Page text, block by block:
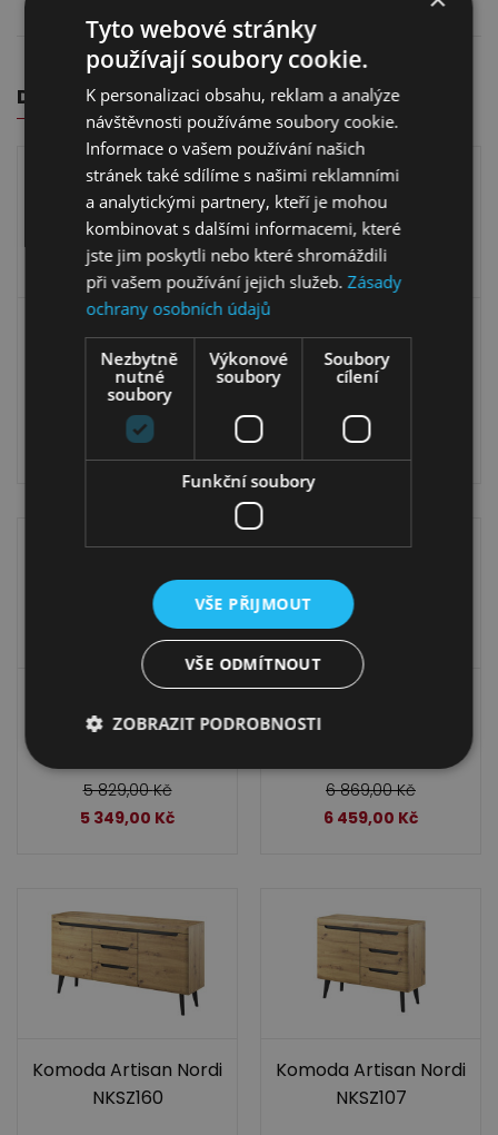
DALŠÍ PRODUKTY Z KOLEKCE K OBJEDNÁNÍ
Šatník Artisan Nordi
NSZ80
7 169,00
NWT53
5 499,00
5 099,00
NWT90
5 829,00Kč
5 349,00 Kč
6 869,00Kč
6 459,00 Kč
Komoda Artisan Nordi
NKSZ160
Komoda Artisan Nordi
NKSZ107
Tyto webové stránky
používají soubory cookie.
K personalizaci obsahu, reklam a analýze
návštěvnosti používáme soubory cookie.
Informace o vašem používání našich
stránek také sdílíme s našimi reklamními
a analytickými partnery, kteří je mohou
kombinovat s dalšími informacemi, které
jste jim poskytli nebo které shromáždili
při vašem používání jejich služeb.Zásady
ochrany osobních údajů
Nezbytně
nutné
soubory
Výkonové
soubory
Soubory
cílení
Funkční soubory
VŠE PŘIJMOUT
VŠE ODMÍTNOUT
ZOBRAZIT PODROBNOSTI